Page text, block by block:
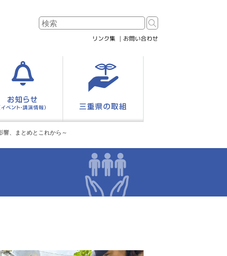
リンク集 お問い合わせ
響、まとめとこれから～